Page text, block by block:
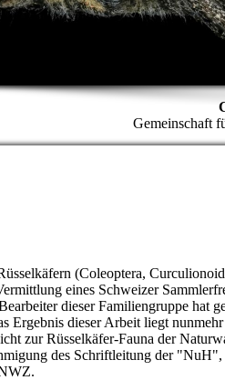
Gemeinschaft
(Coleoptera,
eines Schweizer
dieser Familiengruppe hat
Ergebnis dieser Arbeit liegt
zur Rüsselkäfer-Fauna der
des Schriftleitung der